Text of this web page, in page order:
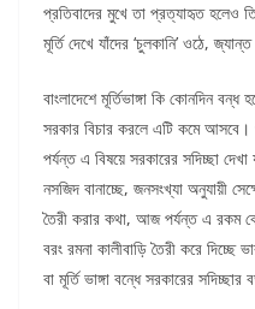
প্রতিবাদের মুখে তা প্রত্যাহৃত হলেও
মূর্তি দেখে যাঁদের ‘চুলকানি’ ওঠে,
বাংলাদেশে মূর্তিভাঙ্গা কি কোনদিন
সরকার বিচার করলে এটি কমে আসবে।
পর্যন্ত এ বিষয়ে সরকারের সদিচ্ছা
নসজিদ বানাচ্ছে, জনসংখ্যা অনুযায়ী
তৈরী করার কথা, আজ পর্যন্ত এ রকম
বরং রমনা কালীবাড়ি তৈরী করে দিচ্ছে
বা মূর্তি ভাঙ্গা বন্ধে সরকারের